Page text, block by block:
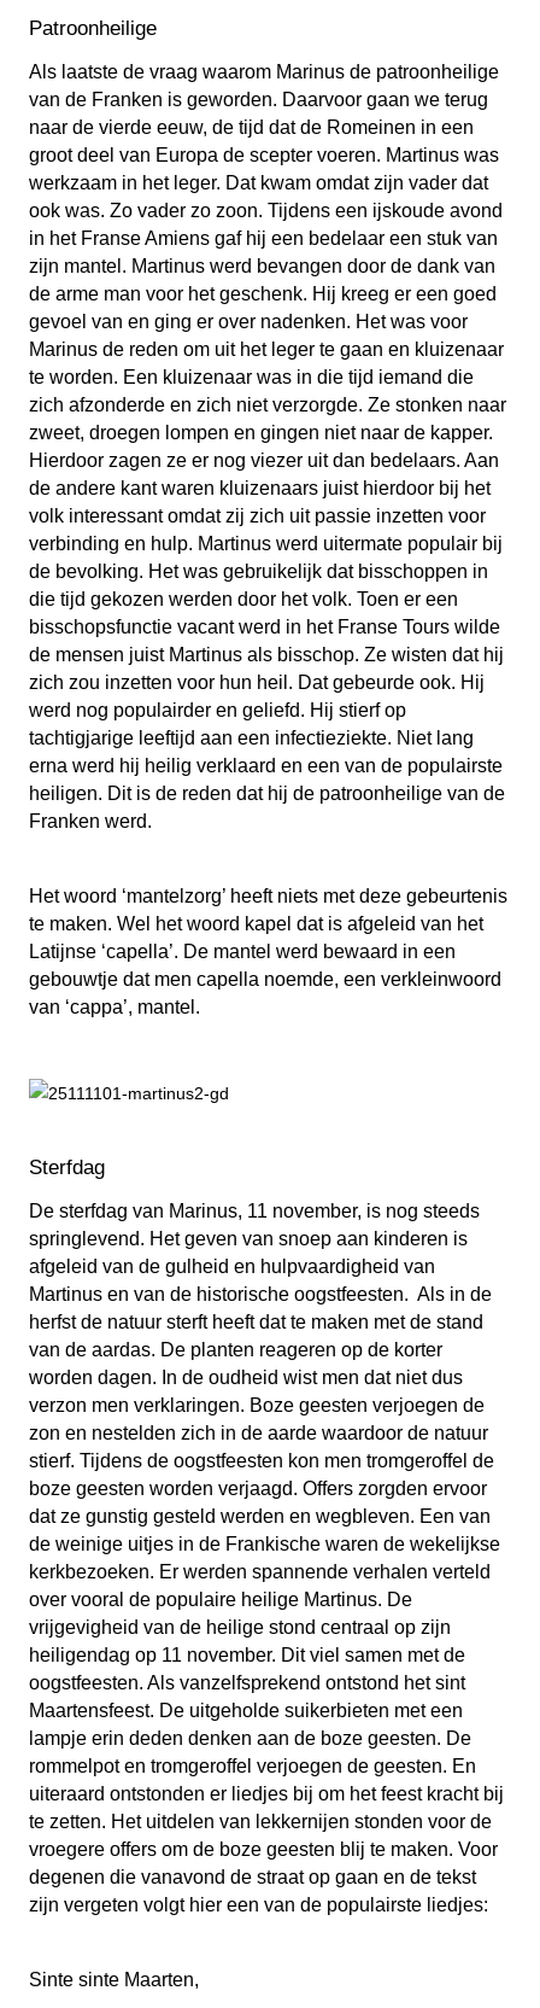
Patroonheilige
Als laatste de vraag waarom Marinus de patroonheilige
van de Franken is geworden. Daarvoor gaan we terug
naar de vierde eeuw, de tijd dat de Romeinen in een
groot deel van Europa de scepter voeren. Martinus was
werkzaam in het leger. Dat kwam omdat zijn vader dat
ook was. Zo vader zo zoon. Tijdens een ijskoude avond
in het Franse Amiens gaf hij een bedelaar een stuk van
zijn mantel. Martinus werd bevangen door de dank van
de arme man voor het geschenk. Hij kreeg er een goed
gevoel van en ging er over nadenken. Het was voor
Marinus de reden om uit het leger te gaan en kluizenaar
te worden. Een kluizenaar was in die tijd iemand die
zich afzonderde en zich niet verzorgde. Ze stonken naar
zweet, droegen lompen en gingen niet naar de kapper.
Hierdoor zagen ze er nog viezer uit dan bedelaars. Aan
de andere kant waren kluizenaars juist hierdoor bij het
volk interessant omdat zij zich uit passie inzetten voor
verbinding en hulp. Martinus werd uitermate populair bij
de bevolking. Het was gebruikelijk dat bisschoppen in
die tijd gekozen werden door het volk. Toen er een
bisschopsfunctie vacant werd in het Franse Tours wilde
de mensen juist Martinus als bisschop. Ze wisten dat hij
zich zou inzetten voor hun heil. Dat gebeurde ook. Hij
werd nog populairder en geliefd. Hij stierf op
tachtigjarige leeftijd aan een infectieziekte. Niet lang
erna werd hij heilig verklaard en een van de populairste
heiligen. Dit is de reden dat hij de patroonheilige van de
Franken werd.
Het woord ‘mantelzorg’ heeft niets met deze gebeurtenis
te maken. Wel het woord kapel dat is afgeleid van het
Latijnse ‘capella’. De mantel werd bewaard in een
gebouwtje dat men capella noemde, een verkleinwoord
van ‘cappa’, mantel.
Sterfdag
De sterfdag van Marinus, 11 november, is nog steeds
springlevend. Het geven van snoep aan kinderen is
afgeleid van de gulheid en hulpvaardigheid van
Martinus en van de historische oogstfeesten. Als in de
herfst de natuur sterft heeft dat te maken met de stand
van de aardas. De planten reageren op de korter
worden dagen. In de oudheid wist men dat niet dus
verzon men verklaringen. Boze geesten verjoegen de
zon en nestelden zich in de aarde waardoor de natuur
stierf. Tijdens de oogstfeesten kon men tromgeroffel de
boze geesten worden verjaagd. Offers zorgden ervoor
dat ze gunstig gesteld werden en wegbleven. Een van
de weinige uitjes in de Frankische waren de wekelijkse
kerkbezoeken. Er werden spannende verhalen verteld
over vooral de populaire heilige Martinus. De
vrijgevigheid van de heilige stond centraal op zijn
heiligendag op 11 november. Dit viel samen met de
oogstfeesten. Als vanzelfsprekend ontstond het sint
Maartensfeest. De uitgeholde suikerbieten met een
lampje erin deden denken aan de boze geesten. De
rommelpot en tromgeroffel verjoegen de geesten. En
uiteraard ontstonden er liedjes bij om het feest kracht bij
te zetten. Het uitdelen van lekkernijen stonden voor de
vroegere offers om de boze geesten blij te maken. Voor
degenen die vanavond de straat op gaan en de tekst
zijn vergeten volgt hier een van de populairste liedjes:
Sinte sinte Maarten,